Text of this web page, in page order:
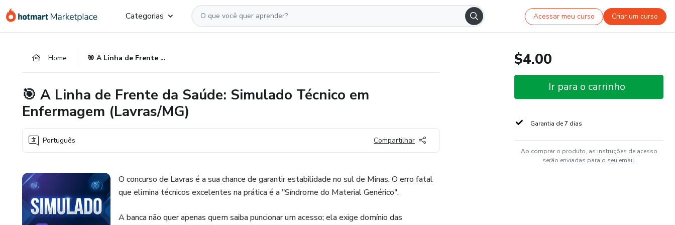
para
para
para
Categorias Acessar meu curso Criar um curso
Home 🎯 A Linha de Frente da Saúde: Simulado Técnico em Enfermagem (Lavras/MG)
🎯 A Linha de Frente da Saúde: Simulado Técnico em
Enfermagem (Lavras/MG)
Português Compartilhar
O concurso de Lavras é a sua chance de garantir estabilidade no sul de Minas. O erro fatal
que elimina técnicos excelentes na prática é a "Síndrome do Material Genérico".
A banca não quer apenas quem saiba puncionar um acesso; ela exige domínio das
$4.00
Ir para o carrinho
Garantia de 7 dias
Ao comprar o produto, as instruções de acesso
serão enviadas para o seu email.